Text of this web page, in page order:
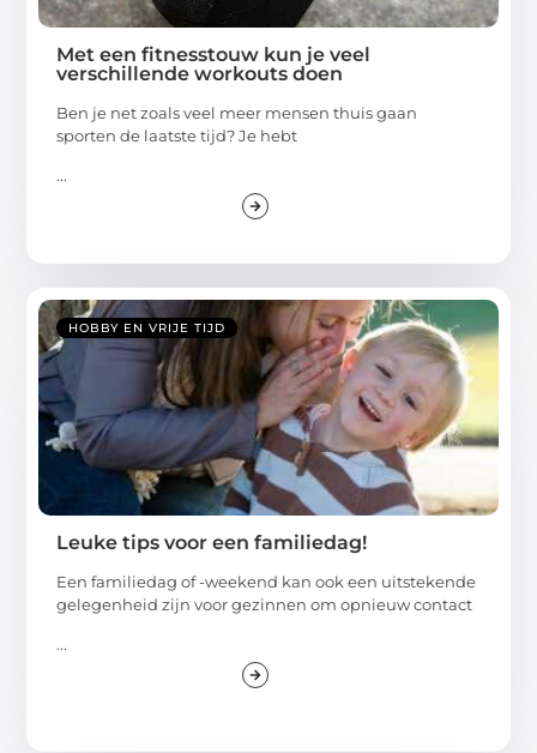
Met een fitnesstouw kun je veel
verschillende workouts doen
Ben je net zoals veel meer mensen thuis gaan
sporten de laatste tijd? Je hebt
...
HOBBY EN VRIJE TIJD
Leuke tips voor een familiedag!
Een familiedag of -weekend kan ook een uitstekende
gelegenheid zijn voor gezinnen om opnieuw contact
...